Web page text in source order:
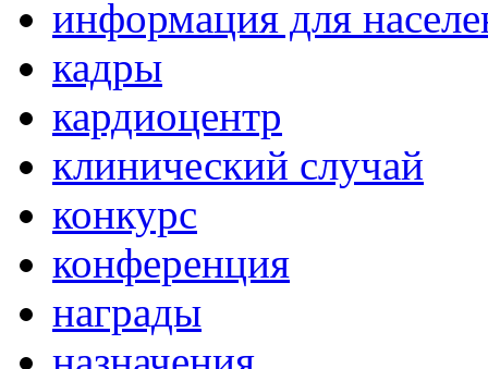
информация для
кадры
кардиоцентр
клинический случай
конкурс
конференция
награды